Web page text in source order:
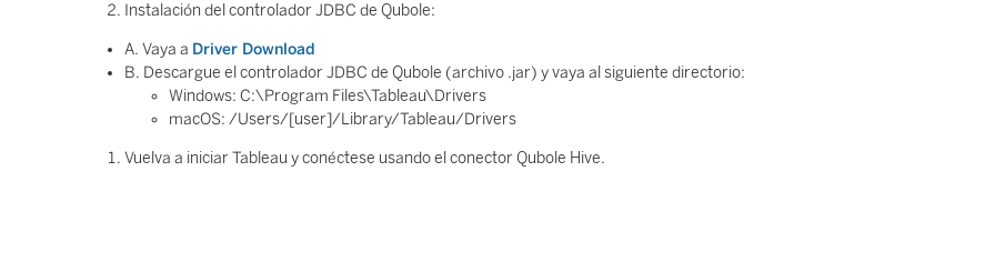
Instalación del controlador JDBC de Qubole:
A. Vaya a Driver Download
B. Descargue el controlador JDBC de Qubole (archivo .jar) y vaya al siguiente directorio:
Windows: C:\Program Files\Tableau\Drivers
macOS: /Users/[user]/Library/Tableau/Drivers
Vuelva a iniciar Tableau y conéctese usando el conector Qubole Hive.